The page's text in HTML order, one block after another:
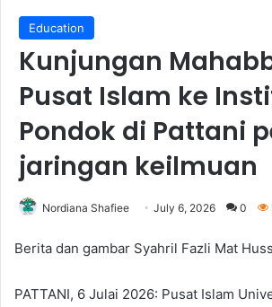
Education
Kunjungan
Pusat Islam ke
Pondok di Pattani
jaringan keilmuan
Nordiana Shafiee July 6, 2026 0
Berita dan gambar Syahril Fazli Mat
PATTANI, 6 Julai 2026: Pusat Islam